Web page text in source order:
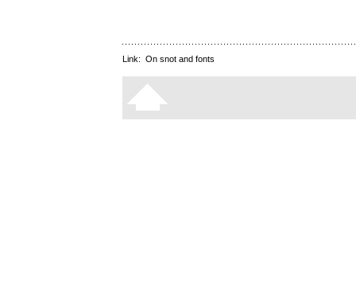
Link: On snot and fonts